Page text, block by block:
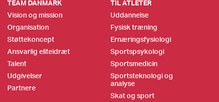
TEAM DANMARK
Vision og mission
Organisation
Støttekoncept
Ansvarlig eliteidræt
Talent
Udgivelser
Partnere
TIL ATLETER
Uddannelse
Fysisk træning
Ernæringsfysiologi
Sportspsykologi
Sportsmedicin
Sportsteknologi og
analyse
Skat og sport